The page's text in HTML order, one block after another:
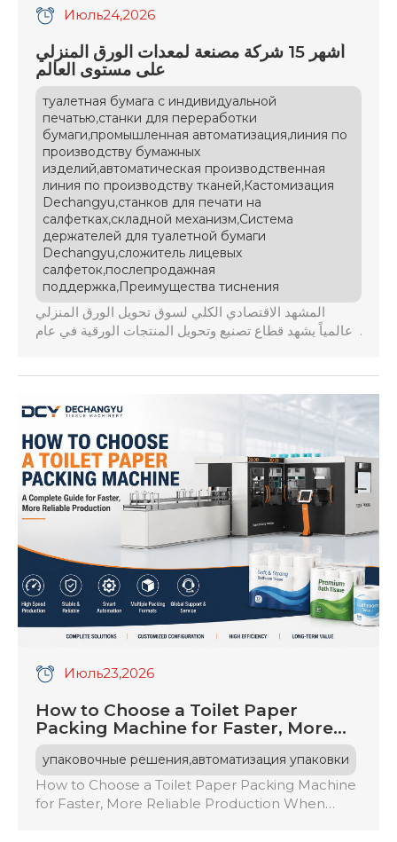
Июль24,2026
أشهر 15 شركة مصنعة لمعدات الورق المنزلي
على مستوى العالم
туалетная бумага с индивидуальной
печатью,станки для переработки
бумаги,промышленная автоматизация,линия по
производству бумажных
изделий,автоматическая производственная
линия по производству тканей,Кастомизация
Dechangyu,станков для печати на
салфетках,складной механизм,Система
держателей для туалетной бумаги
Dechangyu,сложитель лицевых
салфеток,послепродажная
поддержка,Преимущества тиснения
المشهد الاقتصادي الكلي لسوق تحويل الورق المنزلي
عالمياً يشهد قطاع تصنيع وتحويل المنتجات الورقية في عام
ضغوطاً متزايدة ناتجة عن تقلبات أسعار السليلوز واللب
Июль23,2026
How to Choose a Toilet Paper
Packing Machine for Faster, More
Reliable Production
упаковочные решения,автоматизация упаковки
How to Choose a Toilet Paper Packing Machine
for Faster, More Reliable Production When